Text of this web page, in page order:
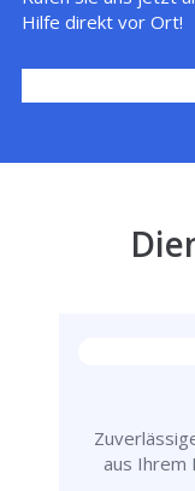
Hilfe direkt vor Ort!
aus Ihrem